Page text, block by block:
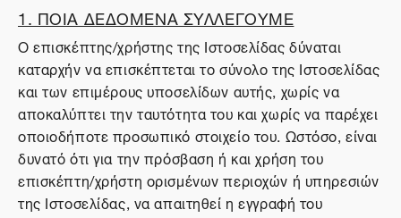
1. ΠΟΙΑ ΔΕΔΟΜΕΝΑ ΣΥΛΛΕΓΟΥΜΕ
Ο επισκέπτης/χρήστης της Ιστοσελίδας δύναται
καταρχήν να επισκέπτεται το σύνολο της Ιστοσελίδας
και των επιμέρους υποσελίδων αυτής, χωρίς να
αποκαλύπτει την ταυτότητα του και χωρίς να παρέχει
οποιοδήποτε προσωπικό στοιχείο του. Ωστόσο, είναι
δυνατό ότι για την πρόσβαση ή και χρήση του
επισκέπτη/χρήστη ορισμένων περιοχών ή υπηρεσιών
της Ιστοσελίδας, να απαιτηθεί η εγγραφή του